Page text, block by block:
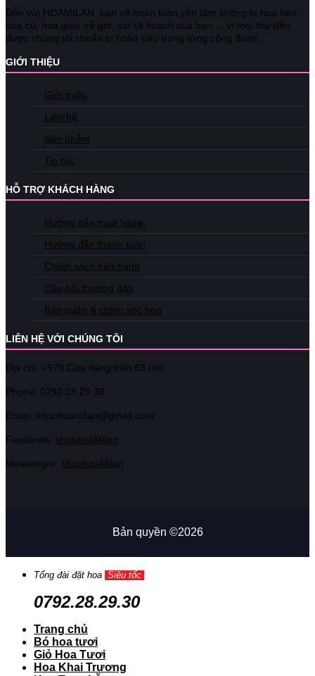
Đến với HOAMILAN, bạn sẽ hoàn toàn yên tâm không lo hoa héo,
hoa cũ, hoa giao trễ giờ, sai kế hoạch của bạn,... vì mọi thứ đều
được chúng tôi chuẩn bị hoàn hảo trong từng công đoạn.
GIỚI THIỆU
Giới thiệu
Liên hệ
Sản phẩm
Tin tức
HỖ TRỢ KHÁCH HÀNG
Hướng dẫn mua hàng
Hướng dẫn thanh toán
Chính sách bảo hành
Câu hỏi thường gặp
Bảo quản & chăm sóc hoa
LIÊN HỆ VỚI CHÚNG TÔI
Địa chỉ: +979 Cửa hàng trên 63 tỉnh
Phone: 0792.28.29.30
Email: shophoamilan@gmail.com
Facebook: shophoaMilan
Messenger: shophoaMilan
Bản quyền ©2026
Tổng đài đặt hoa Siêu tốc
0792.28.29.30
Trang chủ
Bó hoa tươi
Giỏ Hoa Tươi
Hoa Khai Trương